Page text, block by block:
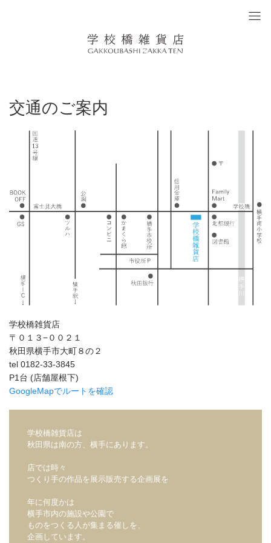
交通のご案内
学校橋雑貨店
〒０１３−００２１
秋田県横手市大町８の２
tel 0182-33-3845
P1台 (店舗屋根下)
GoogleMapでルートを確認
学校橋雑貨店は
秋田県は南の方、横手にあります。
店では時々
つくり手の作品を展示販売する企画展を
年に何度かは
横手市内の施設や公園で
ものをつくる人が集まる催しを、
企画しています。